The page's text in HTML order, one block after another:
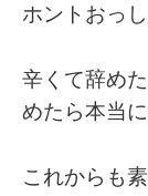
ホントおっ
辛くて辞め
めたら本当
これからも